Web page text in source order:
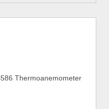
Thermoanemometer